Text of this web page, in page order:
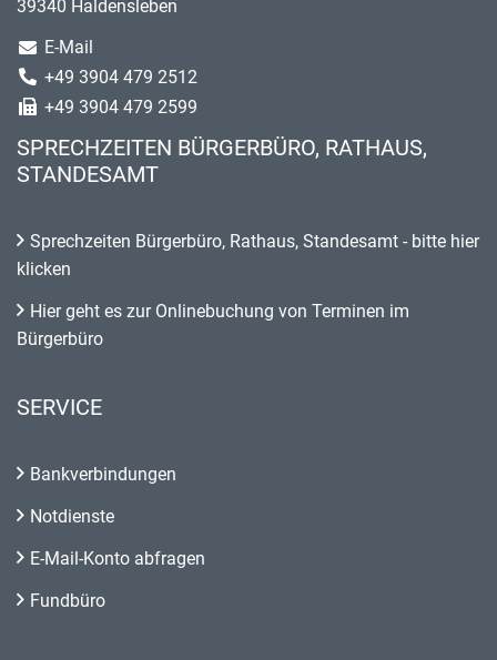
39340 Haldensleben
E-Mail
+49 3904 479 2512
+49 3904 479 2599
SPRECHZEITEN BÜRGERBÜRO, RATHAUS,
STANDESAMT
Sprechzeiten Bürgerbüro, Rathaus, Standesamt - bitte hier
klicken
Hier geht es zur Onlinebuchung von Terminen im
Bürgerbüro
SERVICE
Bankverbindungen
Notdienste
E-Mail-Konto abfragen
Fundbüro